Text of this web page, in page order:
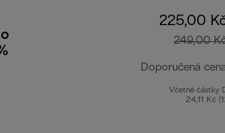
225,00
249,00
Doporučená
Včetně částky
24,11 Kč